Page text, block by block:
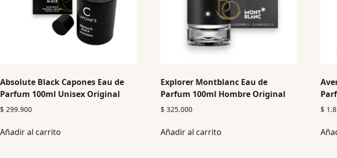
Absolute Black Capones Eau de
Parfum 100ml Unisex Original
$ 299.900
Añadir al carrito
Explorer Montblanc Eau de
Parfum 100ml Hombre Original
$ 325.000
Añadir al carrito
$